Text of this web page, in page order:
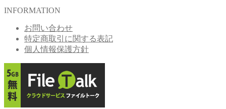
INFORMATION
お問い合わせ
特定商取引に関する表記
個人情報保護方針